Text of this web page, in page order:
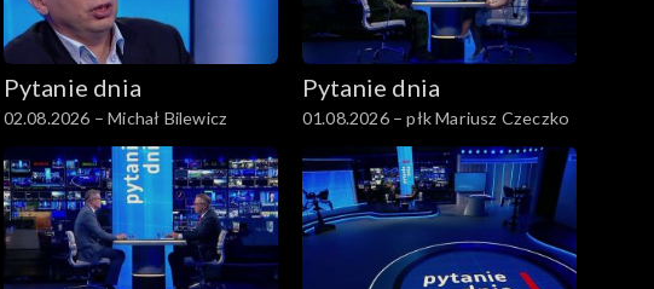
Pytanie dnia
02.08.2026 – Michał Bilewicz
Pytanie dnia
01.08.2026 – płk Mariusz Czeczko